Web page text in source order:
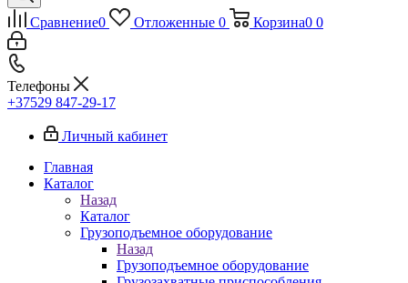
Сравнение0 Отложенные 0 Корзина0 0
Телефоны
+37529 847-29-17‬
Личный кабинет
Главная
Каталог
Назад
Каталог
Грузоподъемное оборудование
Назад
Грузоподъемное оборудование